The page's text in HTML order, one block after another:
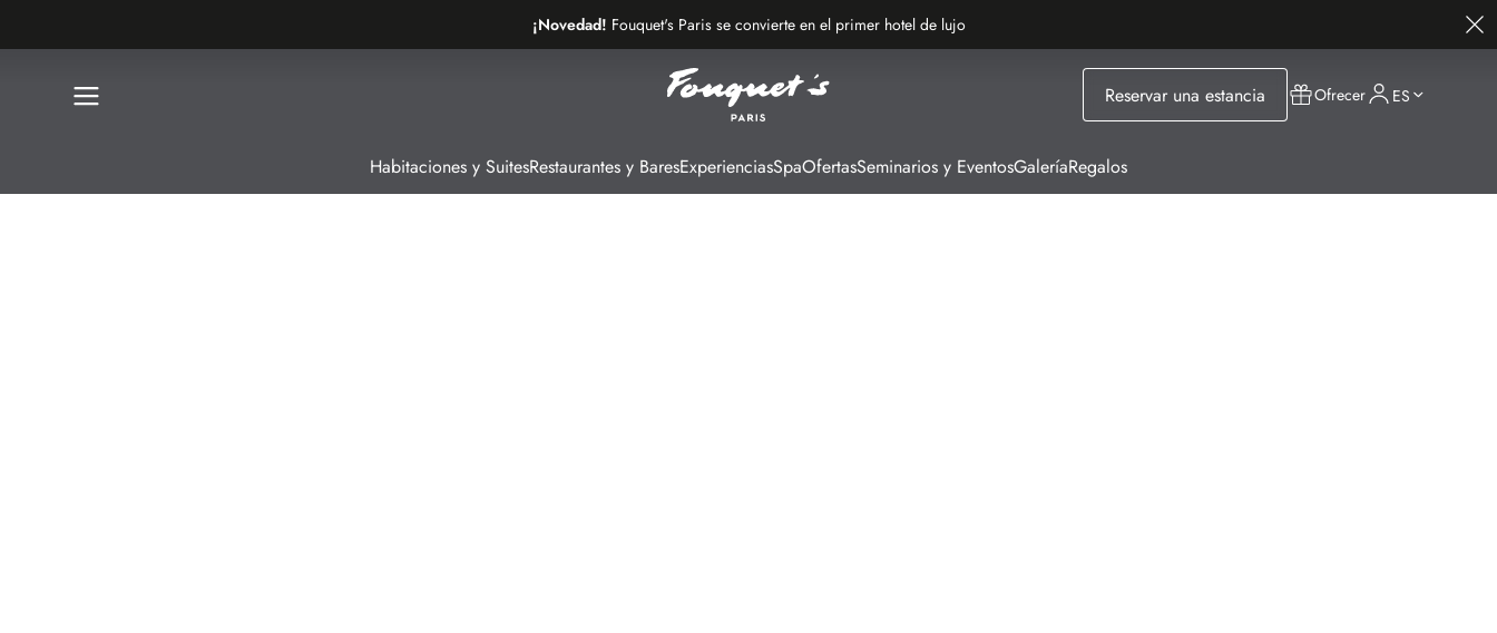
¡Novedad! Fouquet's Paris se convierte en el primer hotel de lujo
de la avenida más bonita del mundo
Reservar una estancia Ofrecer ES
Habitaciones y SuitesRestaurantes y BaresExperienciasSpaOfertasSeminarios y EventosGaleríaRegalos